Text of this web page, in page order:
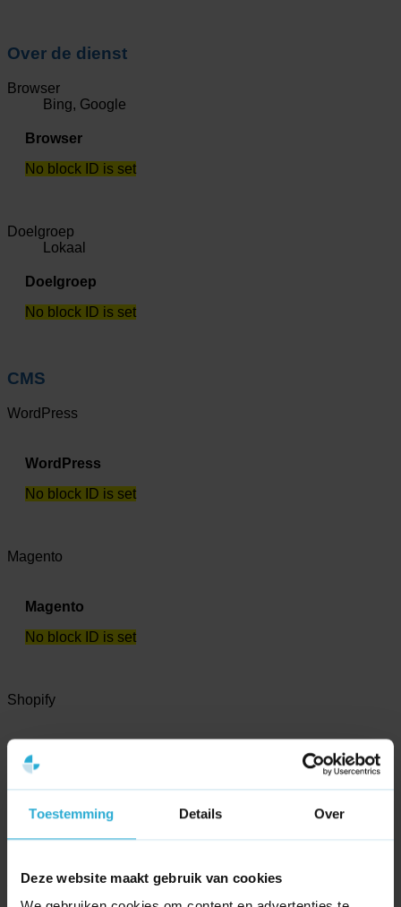
Toestemming Details Over
Deze website maakt gebruik van cookies
Over de dienst
Browser
Bing, Google
Browser
No block ID is set
Doelgroep
Lokaal
Doelgroep
No block ID is set
CMS
WordPress
WordPress
No block ID is set
Magento
Magento
No block ID is set
Shopify
Tooling
Ahrefs